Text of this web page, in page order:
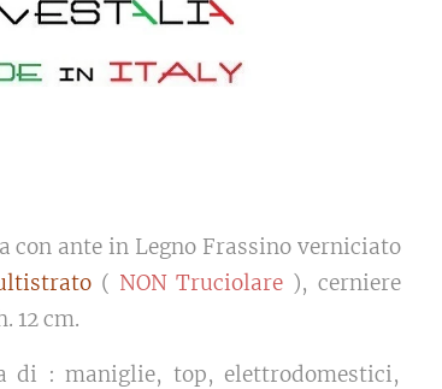
con ante in Legno Frassino verniciato
( NON Truciolare ), cerniere
12 cm.
di : maniglie, top, elettrodomestici,